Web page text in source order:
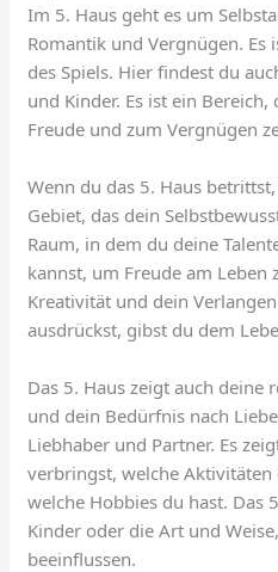
Im 5. Haus geht es um
Romantik und Vergnügen. Es
des Spiels. Hier findest du
und Kinder. Es ist ein
Freude und zum Vergnügen
Wenn du das 5. Haus
Gebiet, das dein
Raum, in dem du deine
kannst, um Freude am Leben
Kreativität und dein
ausdrückst, gibst du dem
Das 5. Haus zeigt auch deine
und dein Bedürfnis nach
Liebhaber und Partner. Es
verbringst, welche
welche Hobbies du hast. Das
Kinder oder die Art und
beeinflussen.